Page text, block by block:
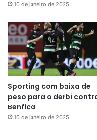
10 de janeiro de 2025
Sporting com baixa de
peso para o derbi
Benfica
10 de janeiro de 2025